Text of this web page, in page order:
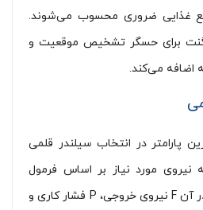
غذایی ضروری محسوب می‌شوند.
برای حسگر تشخیص موقعیت و
اضافه می‌کند.
پارامتر در انتخاب سیلندر قلمی
مورد نیاز بر اساس فرمول
F=P×A انجام می‌گیرد که در آن F نیروی خروجی، P فشار کاری و